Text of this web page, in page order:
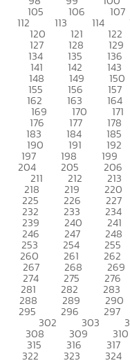
105 106 107
112 113 114
120 121 122
127 128 129
134 135 136
141 142 143
148 149 150
155 156 157
162 163 164
169 170 171
176 177 178
183 184 185
190 191 192
197 198 199
204 205 206
211 212 213
218 219 220
225 226 227
232 233 234
239 240 241
246 247 248
253 254 255
260 261 262
267 268 269
274 275 276
281 282 283
288 289 290
295 296 297
302 303
308 309 310
315 316 317
322 323 324